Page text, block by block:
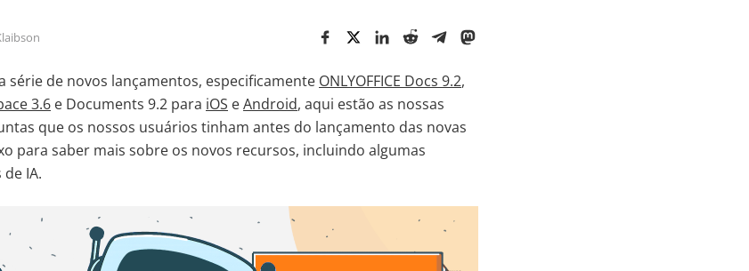
série de novos lançamentos, especificamente ONLYOFFICE Docs 9.2,
3.6 e Documents 9.2 para iOS eAndroid, aqui estão as nossas
que os nossos usuários tinham antes do lançamento das novas
para saber mais sobre os novos recursos, incluindo algumas
IA.